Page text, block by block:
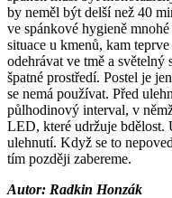
by neměl být delší než 40
ve spánkové hygieně
situace u kmenů, kam
odehrávat ve tmě a světelný
špatné prostředí. Postel je
se nemá používat. Před
půlhodinový interval, v
LED, které udržuje bdělost.
ulehnutí. Když se to
tím později zabereme.
Autor: Radkin Honzák